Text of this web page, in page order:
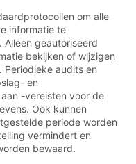
om alle
informatie te
geautoriseerd
bekijken of wijzigen
audits en
en
-vereisten voor de
Ook kunnen
periode worden
vermindert en
bewaard.